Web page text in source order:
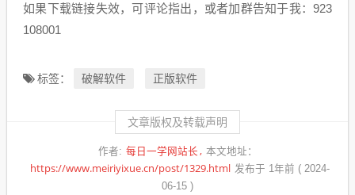
如果下载链接失效，可评论指出，或者加群告知于我：923
108001
标签： 破解软件 正版软件
文章版权及转载声明
作者: 每日一学网站长 本文地址：
https://www.meiriyixue.cn/post/1329.html 发布于 1年前 ( 2024-
06-15 )